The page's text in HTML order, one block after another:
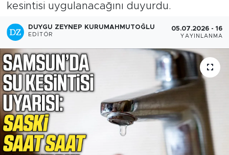
kesintisi uygulanacağını duyurdu.
DUYGU ZEYNEP KURUMAHMUTOĞLU
EDITÖR
05.07.2026 -
YAYINLANMA
Haber Arşivi